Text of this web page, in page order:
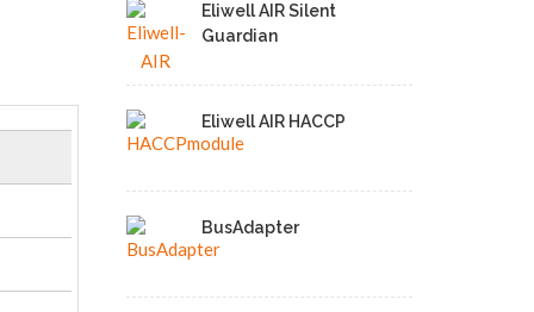
Eliwell AIR Silent
Guardian
Eliwell AIR HACCP
BusAdapter